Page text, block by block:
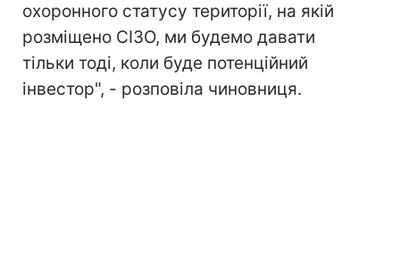
охоронного статусу території, на якій
розміщено СІЗО, ми будемо давати
тільки тоді, коли буде потенційний
інвестор", - розповіла чиновниця.